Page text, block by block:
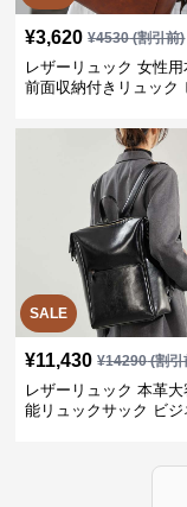
¥3,620 ¥4530(割引前)
レザーリュック 女性
前面収納付きリュック
SALE
¥11,430 ¥14290(割引
レザーリュック 本革
能リュックサック ビジ